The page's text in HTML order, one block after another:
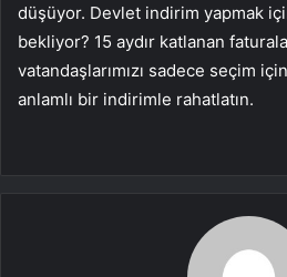
düşüyor. Devlet indirim yapmak
bekliyor? 15 aydır katlanan
vatandaşlarımızı sadece seçim
anlamlı bir indirimle rahatlatın.